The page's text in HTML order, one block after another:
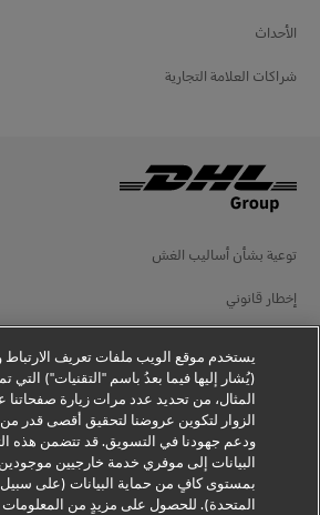
الأحداث
شراكات العلامة التجارية
توعية بشأن أساليب الغش
إخطار قانوني
إخطار الخصوصية
معلومات إضافية
إعدادات ملفات تعريف الارتباط
يستخدم موقع الويب ملفات تعريف الارتباط
(يُشار إليها فيما بعدُ باسم "التقنيات") التي
المثال، من تحديد عدد مرات زيارة صفحاتنا
الزوار لتكوين عروضنا لتحقيق أقصى قدر من
ودعم جهودنا في التسويق. قد تتضمن هذه
البيانات إلى موفري خدمة خارجيين موجودين
بمستوى كافٍ من حماية البيانات (على سبيل
المتحدة). للحصول على مزيدٍ من